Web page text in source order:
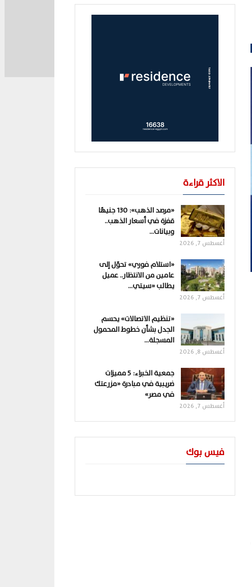
الاكثر قراءة
«مرصد الذهب»: 130 جنيهًا
قفزة في أسعار الذهب..
وبيانات…
أغسطس 7, 2026
«استلام فوري» تحوّل إلى
عامين من الانتظار.. عميل
يطالب «سيتي…
أغسطس 7, 2026
«تنظيم الاتصالات» يحسم
الجدل بشأن خطوط المحمول
المسجلة…
أغسطس 8, 2026
جمعية الخبراء: 5 مميزات
ضريبية في مبادرة «مزرعتك
في مصر»
أغسطس 7, 2026
فيس بوك